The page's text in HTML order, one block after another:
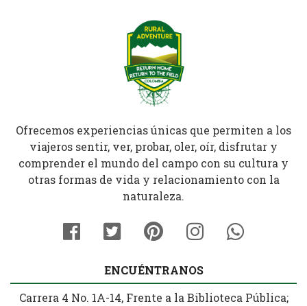
Ofrecemos experiencias únicas que permiten a los
viajeros sentir, ver, probar, oler, oír, disfrutar y
comprender el mundo del campo con su cultura y
otras formas de vida y relacionamiento con la
naturaleza.
ENCUÉNTRANOS
Carrera 4 No. 1A-14, Frente a la Biblioteca Pública;